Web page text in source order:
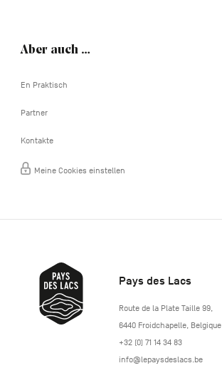
Aber auch …
En Praktisch
Partner
Kontakte
Meine Cookies einstellen
Pays des Lacs
http://www.lepaysdeslacs.be/
Route de la Plate Taille 99,
6440 Froidchapelle, Belgique
+32 (0) 71 14 34 83
info@lepaysdeslacs.be